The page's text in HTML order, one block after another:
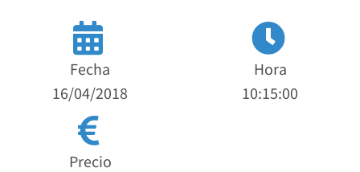
Fecha
16/04/2018
Hora
10:15:00
Precio